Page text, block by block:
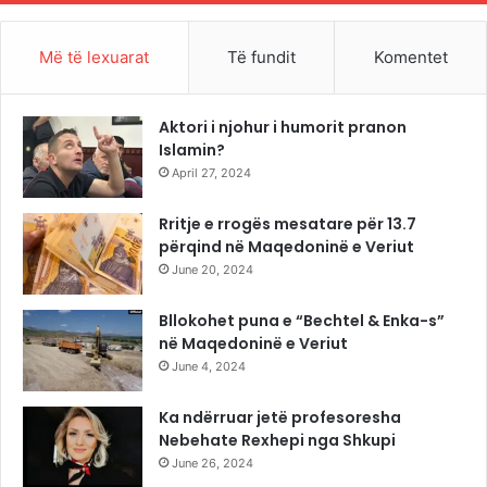
Më të lexuarat Të fundit Komentet
Aktori i njohur i humorit pranon
Islamin?
April 27, 2024
Rritje e rrogës mesatare për 13.7
përqind në Maqedoninë e Veriut
June 20, 2024
Bllokohet puna e “Bechtel & Enka-s”
në Maqedoninë e Veriut
June 4, 2024
Ka ndërruar jetë profesoresha
Nebehate Rexhepi nga Shkupi
June 26, 2024